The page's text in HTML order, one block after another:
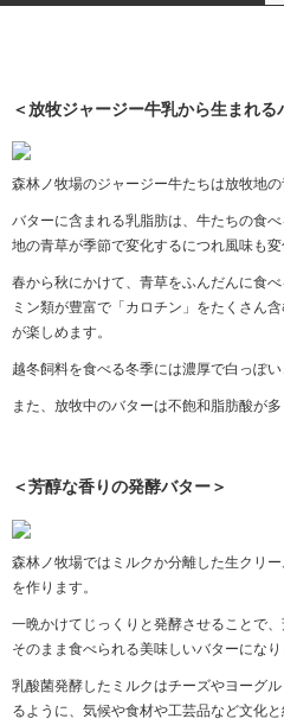
＜放牧ジャージー牛乳から生まれる
森林ノ牧場のジャージー牛たちは放牧地の
バターに含まれる乳脂肪は、牛たちの食
地の青草が季節で変化するにつれ風味も変
春から秋にかけて、青草をふんだんに食
ミン類が豊富で「カロチン」をたくさん
が楽しめます。
越冬飼料を食べる冬季には濃厚で白っぽ
また、放牧中のバターは不飽和脂肪酸が
＜芳醇な香りの発酵バター＞
森林ノ牧場ではミルクか分離した生クリ
を作ります。
一晩かけてじっくりと発酵させることで
そのまま食べられる美味しいバターになり
乳酸菌発酵したミルクはチーズやヨーグ
るように、気候や食材や工芸品など文化と